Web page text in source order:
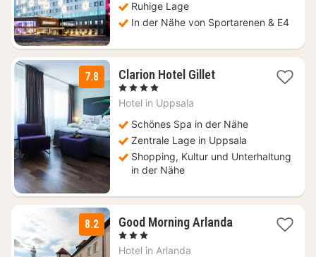
Ruhige Lage
In der Nähe von Sportarenen & E4
7.8 Clarion Hotel Gillet1
€
, 4 Sterne
Hotel in Uppsala
Schönes Spa in der Nähe
Zentrale Lage in Uppsala
Shopping, Kultur und Unterhaltung
in der Nähe
8.2 Good Morning Arlanda1
, 3 Sterne
Hotel in Arlanda